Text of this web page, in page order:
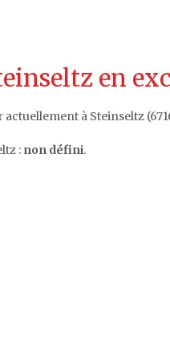
en
à Steinseltz
: non défini.